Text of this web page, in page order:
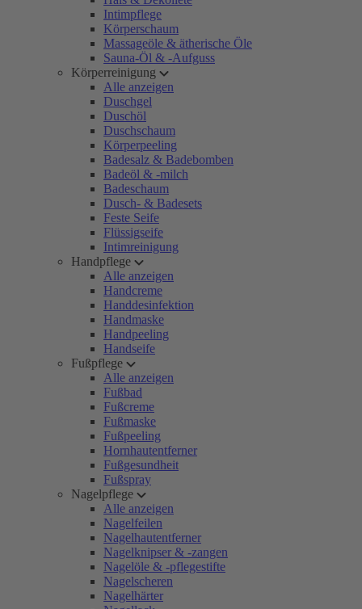
Intimpflege
Körperschaum
Massageöle & ätherische Öle
Sauna-Öl & -Aufguss
Körperreinigung
Alle anzeigen
Duschgel
Duschöl
Duschschaum
Körperpeeling
Badesalz & Badebomben
Badeöl & -milch
Badeschaum
Dusch- & Badesets
Feste Seife
Flüssigseife
Intimreinigung
Handpflege
Alle anzeigen
Handcreme
Handdesinfektion
Handmaske
Handpeeling
Handseife
Fußpflege
Alle anzeigen
Fußbad
Fußcreme
Fußmaske
Fußpeeling
Hornhautentferner
Fußgesundheit
Fußspray
Nagelpflege
Alle anzeigen
Nagelfeilen
Nagelhautentferner
Nagelknipser & -zangen
Nagelöle & -pflegestifte
Nagelscheren
Nagelhärter